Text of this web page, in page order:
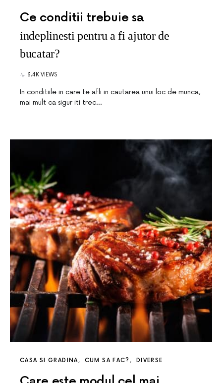
Ce conditii trebuie sa
indeplinesti pentru a fi ajutor de
bucatar?
3.4K VIEWS
In conditiile in care te afli in cautarea unui loc de munca,
mai mult ca sigur iti trec…
CASA SI GRADINA CUM SA FAC? DIVERSE